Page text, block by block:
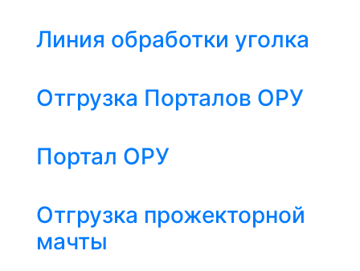
Линия обработки уголка
Отгрузка Порталов ОРУ
Портал ОРУ
Отгрузка прожекторной
мачты